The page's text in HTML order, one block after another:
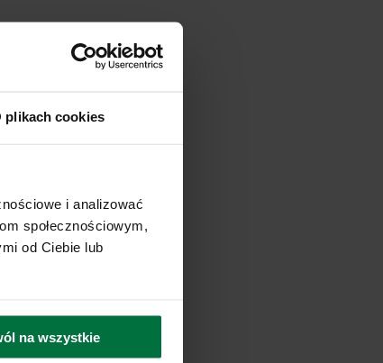
plikach cookies
i analizować
społecznościowym,
od Ciebie lub
na wszystkie